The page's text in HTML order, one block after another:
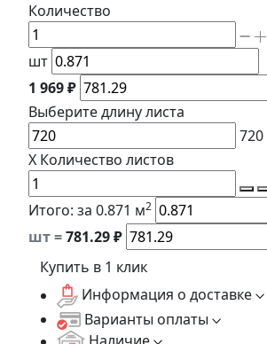
Количество
шт
1 969 ₽
Выберите длинулиста
720
X Количество листов
Итого: за 0.871 м2
шт =781.29₽
Купить в 1 клик
Информация о доставке
Варианты оплаты